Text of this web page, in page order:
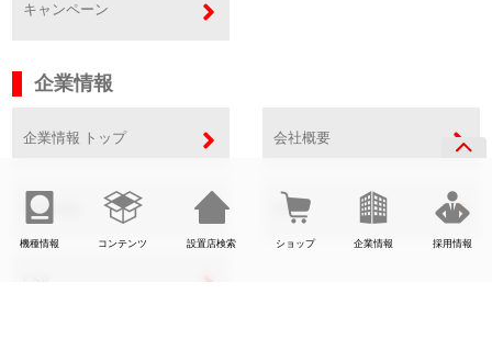
機種情報 コンテンツ 設置店検索 ショップ 企業情報 採用情報
キャンペーン
企業情報
企業情報 トップ 会社概要
事業内容 SDGs